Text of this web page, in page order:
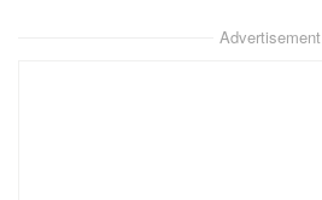
Advertisement